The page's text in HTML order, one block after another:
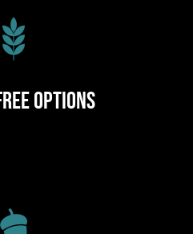
Options